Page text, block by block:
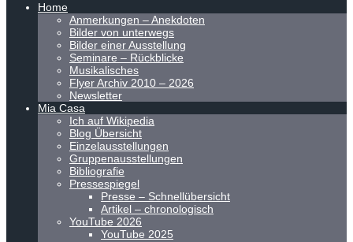
Home
Anmerkungen – Anekdoten
Bilder von unterwegs
Bilder einer Ausstellung
Seminare – Rückblicke
Musikalisches
Flyer Archiv 2010 – 2026
Newsletter
Mia Casa
Ich auf Wikipedia
Blog Übersicht
Einzelausstellungen
Gruppenausstellungen
Bibliografie
Pressespiegel
Presse – Schnellübersicht
Artikel – chronologisch
YouTube 2026
YouTube 2025